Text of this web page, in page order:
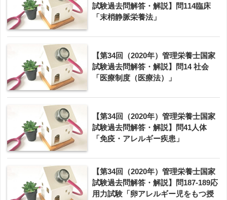
試験過去問解答・解説】問114臨床
「末梢静脈栄養法」
【第34回（2020年）管理栄養士国家
試験過去問解答・解説】問14 社会
「医療制度（医療法）」
【第34回（2020年）管理栄養士国家
試験過去問解答・解説】問41人体
「免疫・アレルギー疾患」
【第34回（2020年）管理栄養士国家
試験過去問解答・解説】問187-189応
用力試験「卵アレルギー児をもつ授